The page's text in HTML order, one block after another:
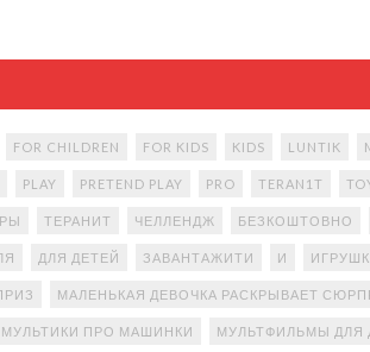
FOR CHILDREN FOR KIDS KIDS LUNTIK
PLAY PRETEND PLAY PRO TERAN1T
ТЕРАНИТ ЧЕЛЛЕНДЖ БЕЗКОШТОВНО
ДЛЯ ДЕТЕЙ ЗАВАНТАЖИТИ И
МАЛЕНЬКАЯ ДЕВОЧКА РАСКРЫВАЕТ
МУЛЬТИКИ ПРО МАШИНКИ МУЛЬТФИЛЬМЫ ДЛЯ